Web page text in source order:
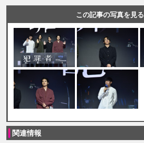
この記事の写真を見る
関連情報